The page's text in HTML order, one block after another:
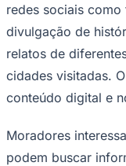
Palmeiras
redes sociais
divulgação de
relatos de
cidades visitadas.
conteúdo digital e
Moradores
podem buscar